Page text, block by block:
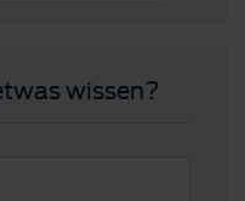
wissen?